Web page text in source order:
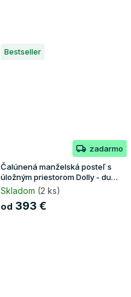
Bestseller
zadarmo
Čalúnená manželská posteľ s
úložným priestorom Dolly - dub
craft/grafit
Skladom (2 ks)
od 393 €